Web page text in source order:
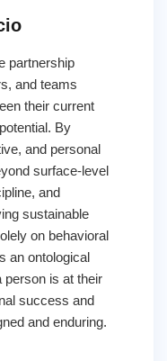
partnership
and teams
their current
By
and personal
surface-level
and
sustainable
on behavioral
an ontological
is at their
success and
and enduring.